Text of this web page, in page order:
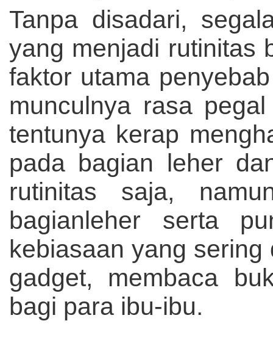
Tanpa disadari,
yang menjadi rutinitas
faktor utama
munculnya rasa
tentunya kerap
pada bagian leher
rutinitas saja,
bagianleher serta
kebiasaan yang
gadget, membaca
bagi para ibu-ibu.